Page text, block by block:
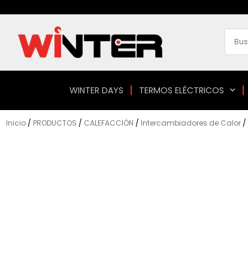
contenido
WINTER DAYS TERMOS ELÉCTRICOS
Inicio / PRODUCTOS / CALEFACCIÓN / Intercambiadores de Calor /